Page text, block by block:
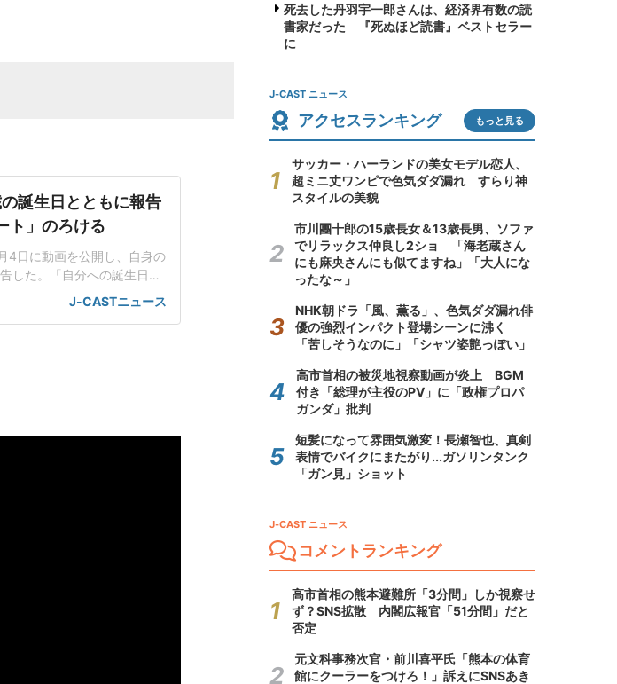
誕生日とともに報告
ト」のろける
4日に動画を公開し、自身の
した。「自分への誕生日プ
三山凌輝さんと交際してい
が報じられて話題に。その
J-CASTニュース
死去した丹羽宇一郎さんは、経済界有数の読
書家だった 『死ぬほど読書』ベストセラー
に
J-CAST ニュース
アクセスランキング もっと見る
サッカー・ハーランドの美女モデル恋人、
超ミニ丈ワンピで色気ダダ漏れ すらり神
スタイルの美貌
市川團十郎の15歳長女＆13歳長男、ソファ
でリラックス仲良し2ショ 「海老蔵さん
にも麻央さんにも似てますね」「大人にな
ったな～」
NHK朝ドラ「風、薫る」、色気ダダ漏れ俳
優の強烈インパクト登場シーンに沸く
「苦しそうなのに」「シャツ姿艶っぽい」
高市首相の被災地視察動画が炎上 BGM
付き「総理が主役のPV」に「政権プロパ
ガンダ」批判
短髪になって雰囲気激変！長瀬智也、真剣
表情でバイクにまたがり...ガソリンタンク
「ガン見」ショット
J-CAST ニュース
コメントランキング
高市首相の熊本避難所「3分間」しか視察せ
ず？SNS拡散 内閣広報官「51分間」だと
否定
元文科事務次官・前川喜平氏「熊本の体育
館にクーラーをつけろ！」訴えにSNSあき